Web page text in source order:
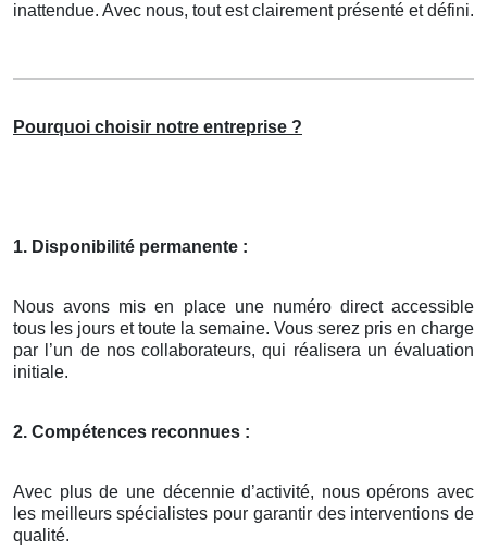
inattendue. Avec nous, tout est clairement présenté et défini.
Pourquoi choisir notre entreprise ?
1. Disponibilité permanente :
Nous avons mis en place une numéro direct accessible
tous les jours et toute la semaine. Vous serez pris en charge
par l’un de nos collaborateurs, qui réalisera un évaluation
initiale.
2. Compétences reconnues :
Avec plus de une décennie d’activité, nous opérons avec
les meilleurs spécialistes pour garantir des interventions de
qualité.